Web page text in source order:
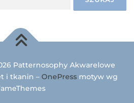
Patternosophy Akwarelowe
i tkanin – OnePress motyw wg